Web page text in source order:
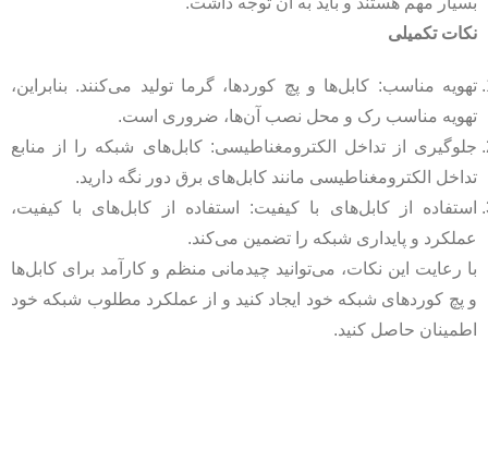
نکات تکمیلی
تهویه مناسب: کابل‌ها و پچ کوردها، گرما تولید می‌کنند. بنابراین،
تهویه مناسب رک و محل نصب آن‌ها، ضروری است.
جلوگیری از تداخل الکترومغناطیسی: کابل‌های شبکه را از منابع
تداخل الکترومغناطیسی مانند کابل‌های برق دور نگه دارید.
استفاده از کابل‌های با کیفیت: استفاده از کابل‌های با کیفیت،
عملکرد و پایداری شبکه را تضمین می‌کند.
با رعایت این نکات، می‌توانید چیدمانی منظم و کارآمد برای کابل‌ها
و پچ کوردهای شبکه خود ایجاد کنید و از عملکرد مطلوب شبکه خود
اطمینان حاصل کنید.